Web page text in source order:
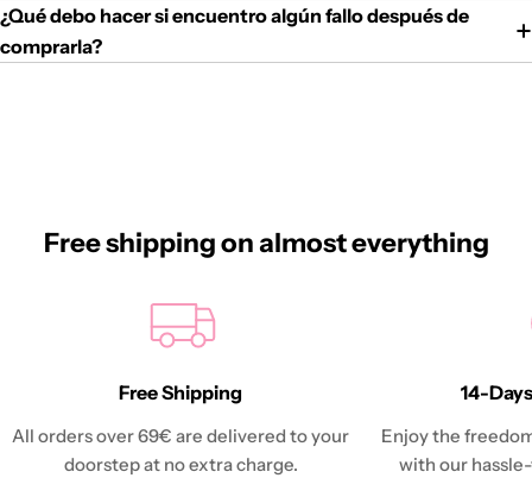
¿Qué debo hacer si encuentro algún fallo después de
comprarla?
Free shipping on almost everything
Free Shipping
All orders over 69€ are delivered to your
doorstep at no extra charge.
14-
Enjoy the
with our